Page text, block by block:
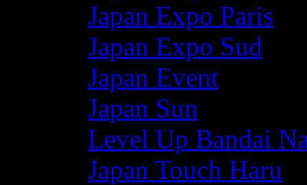
Japan Expo Paris
Japan Expo Sud
Japan Event
Japan Sun
Level Up Bandai
Japan Touch Haru